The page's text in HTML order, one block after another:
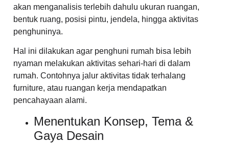
akan menganalisis terlebih dahulu ukuran ruangan,
bentuk ruang, posisi pintu, jendela, hingga aktivitas
penghuninya.
Hal ini dilakukan agar penghuni rumah bisa lebih
nyaman melakukan aktivitas sehari-hari di dalam
rumah. Contohnya jalur aktivitas tidak terhalang
furniture, atau ruangan kerja mendapatkan
pencahayaan alami.
Menentukan Konsep, Tema &
Gaya Desain